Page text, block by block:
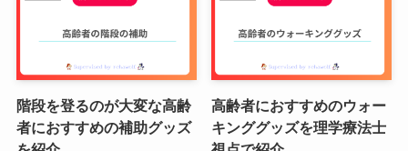
階段を登るのが大変な高齢
者におすすめの補助グッズ
高齢者におすすめのウォー
キンググッズを理学療法士